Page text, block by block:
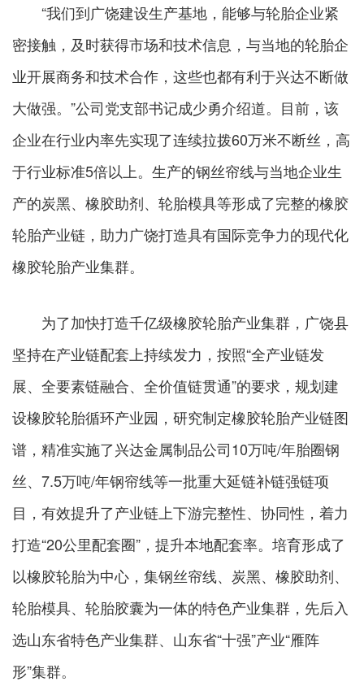
“我们到广饶建设生产基地，能够与轮胎企业紧
密接触，及时获得市场和技术信息，与当地的轮胎企
业开展商务和技术合作，这些也都有利于兴达不断做
大做强。”公司党支部书记成少勇介绍道。目前，该
企业在行业内率先实现了连续拉拨60万米不断丝，高
于行业标准5倍以上。生产的钢丝帘线与当地企业生
产的炭黑、橡胶助剂、轮胎模具等形成了完整的橡胶
轮胎产业链，助力广饶打造具有国际竞争力的现代化
橡胶轮胎产业集群。
为了加快打造千亿级橡胶轮胎产业集群，广饶县
坚持在产业链配套上持续发力，按照“全产业链发
展、全要素链融合、全价值链贯通”的要求，规划建
设橡胶轮胎循环产业园，研究制定橡胶轮胎产业链图
谱，精准实施了兴达金属制品公司10万吨/年胎圈钢
丝、7.5万吨/年钢帘线等一批重大延链补链强链项
目，有效提升了产业链上下游完整性、协同性，着力
打造“20公里配套圈”，提升本地配套率。培育形成了
以橡胶轮胎为中心，集钢丝帘线、炭黑、橡胶助剂、
轮胎模具、轮胎胶囊为一体的特色产业集群，先后入
选山东省特色产业集群、山东省“十强”产业“雁阵
形”集群。